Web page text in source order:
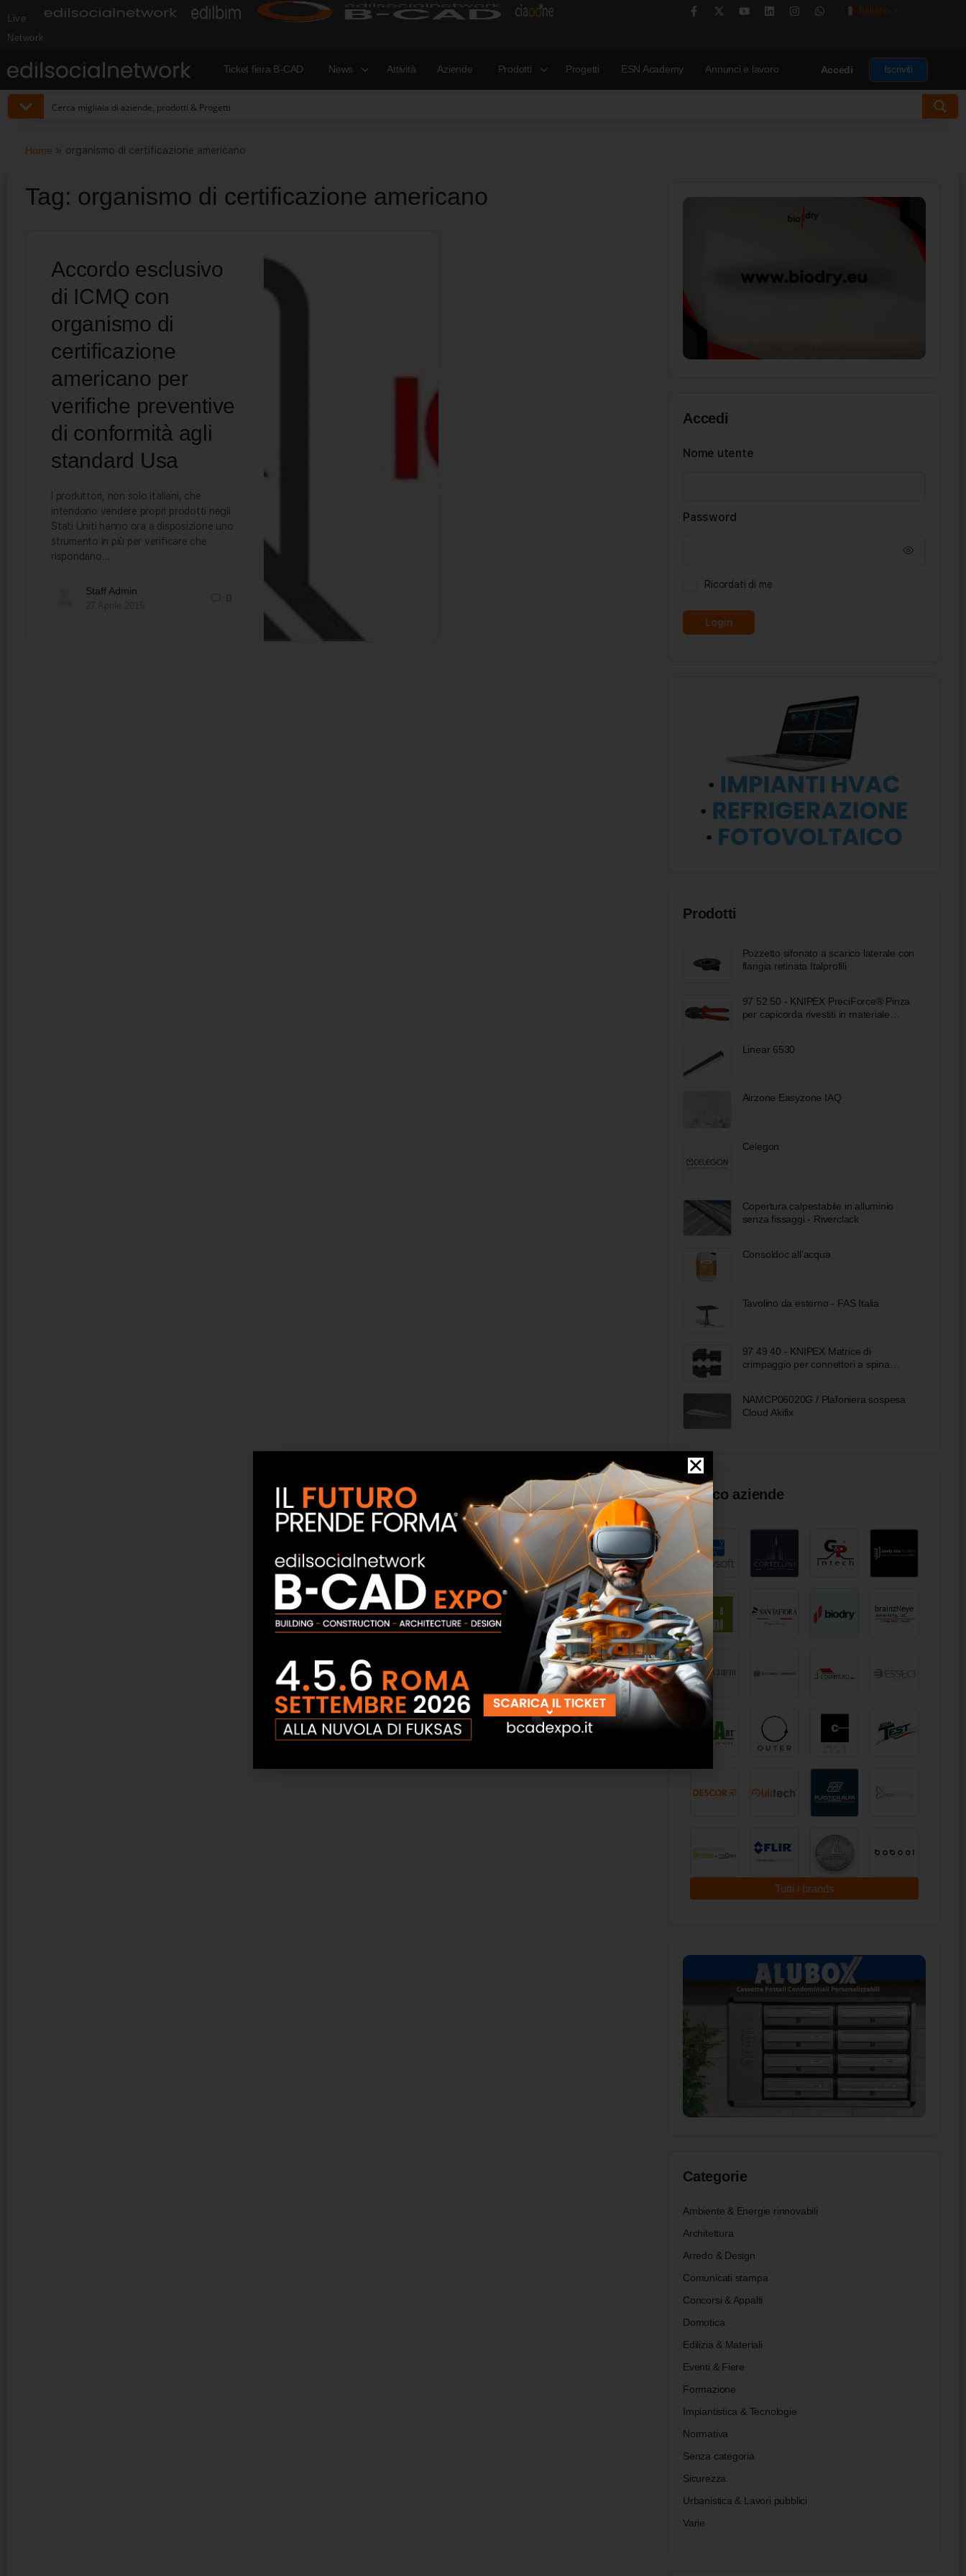
Live
Network
Italiano
Ticket fiera B-CAD News Attività Aziende Prodotti Progetti ESN Academy Annunci e lavoro Accedi Iscriviti
Home » organismo di certificazione americano
Tag: organismo di certificazione americano
Accordo esclusivo
di ICMQ con
organismo di
certificazione
americano per
verifiche preventive
di conformità agli
standard Usa
I produttori, non solo italiani, che
intendono vendere propri prodotti negli
Stati Uniti hanno ora a disposizione uno
strumento in più per verificare che
rispondano…
Staff Admin
0
Accedi
Nome utente
Password
Ricordati di me
Prodotti
Pozzetto sifonato a scarico laterale con
flangia retinata Italprofili
97 52 50 - KNIPEX PreciForce® Pinza
per capicorda rivestiti in materiale
Linear 6530
Airzone Easyzone IAQ
Celegon
Copertura calpestabile in alluminio
senza fissaggi - Riverclack
Consoldoc all’acqua
Tavolino da esterno - FAS Italia
97 49 40 - KNIPEX Matrice di
crimpaggio per connettori a spina
NAMCP06020G / Plafoniera sospesa
Cloud Akifix
Elenco aziende
Tutti i brands
Categorie
Ambiente & Energie rinnovabili
Architettura
Arredo & Design
Comunicati stampa
Concorsi & Appalti
Domotica
Edilizia & Materiali
Eventi & Fiere
Formazione
Impiantistica & Tecnologie
Normativa
Senza categoria
Sicurezza
Urbanistica & Lavori pubblici
Varie